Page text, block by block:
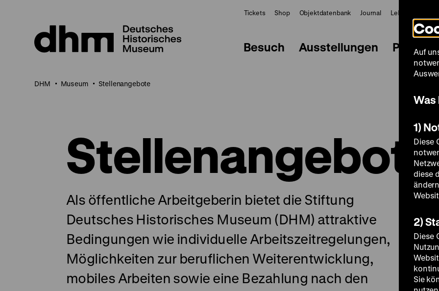
Seiteninhalt
springen
Tickets Shop Objektdatenbank Journal LeMO
Besuch Ausstellungen
DHM Museum Stellenangebote
Stellenangebote
Als öffentliche Arbeitgeberin bietet die Stiftung
Deutsches Historisches Museum (DHM) attraktive
Bedingungen wie individuelle Arbeitszeitregelungen,
Möglichkeiten zur beruflichen Weiterentwicklung,
mobiles Arbeiten sowie eine Bezahlung nach den
Auf
Was
1)
Diese
diese
2)
Diese
Sie